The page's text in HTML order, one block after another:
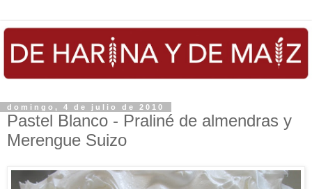
domingo, 4 de julio de 2010
Pastel Blanco - Praliné de almendras y
Merengue Suizo